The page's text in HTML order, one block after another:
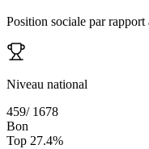
Position sociale par rapport
Niveau national
459/ 1678
Bon
Top 27.4%